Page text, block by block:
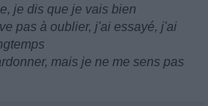
je dis que je vais bien
pas à oublier, j'ai essayé, j'ai
mais je ne me sens pas